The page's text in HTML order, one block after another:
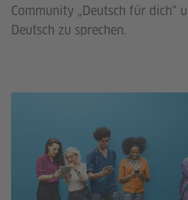
Community „Deutsch für dich“
Deutsch zu sprechen.